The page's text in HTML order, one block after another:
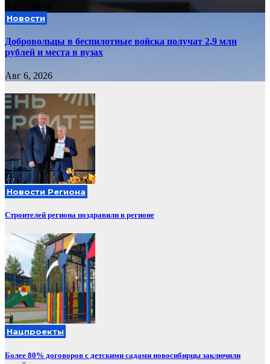
Новости
Добровольцы в беспилотные войска получат 2,9 млн
рублей и места в вузах
Авг 6, 2026
Новости Региона
Строителей региона поздравили в регионе
Нацпроекты
Более 80% договоров с детскими садами новосибирцы заключили